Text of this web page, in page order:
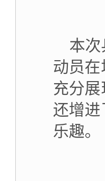
本
动员
充分
还增
乐趣。